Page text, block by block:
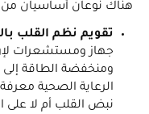
هناك نوعان أساسيان
تقويم نظم القلب
جهاز ومستشعرات
ومنخفضة الطاقة إلى
الرعاية الصحية
نبض القلب أم لا على